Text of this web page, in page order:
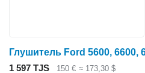
1 597 TJS 150 € ≈ 173,30 $